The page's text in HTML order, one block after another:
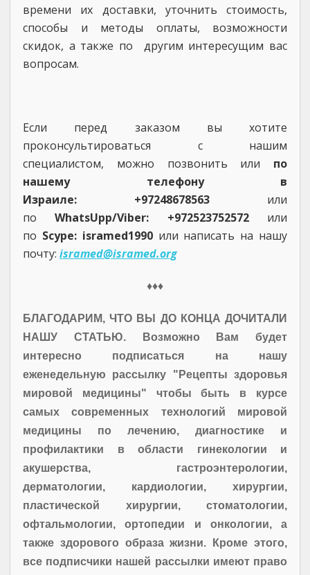
времени их доставки, уточнить стоимость,
способы и методы оплаты, возможности
скидок, а также по другим интересущим вас
вопросам.
Если перед заказом вы хотите
проконсультироваться с нашим
специалистом, можно позвонить или по
нашему телефону в
Израиле: +97248678563 или
поWhatsUpp/Viber: +972523752572или
по Scype: isramed1990или написать на нашу
почту: isramed@isramed.org
♦♦♦
БЛАГОДАРИМ, ЧТО ВЫ ДО КОНЦА ДОЧИТАЛИ
НАШУ СТАТЬЮ. Возможно Вам будет
интересно подписаться на нашу
еженедельную рассылку "Рецепты здоровья
мировой медицины" чтобы быть в курсе
самых современных технологий мировой
медицины по лечению, диагностике и
профилактики в области гинекологии и
акушерства, гастроэнтерологии,
дерматологии, кардиологии, хирургии,
пластической хирургии, стоматологии,
офтальмологии, ортопедии и онкологии, а
также здорового образа жизни. Кроме этого,
все подписчики нашей рассылки имеют право